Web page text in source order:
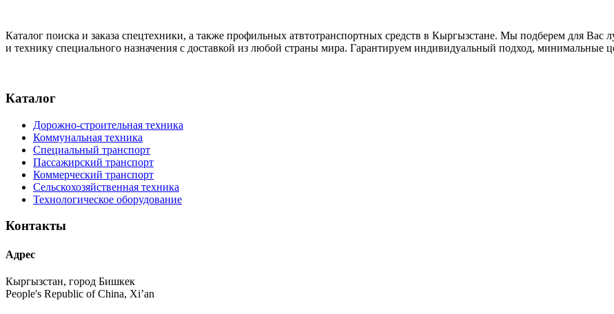
Каталог поиска и заказа спецтехники, а также профильных атвтотранспортных средств в Кыргызстане. Мы подберем для
и технику специального назначения с доставкой из любой страны мира. Гарантируем индивидуальный подход, минимальные
Каталог
Дорожно-строительная техника
Коммунальная техника
Специальный транспорт
Пассажирский транспорт
Коммерческий транспорт
Сельскохозяйственная техника
Технологическое оборудование
Контакты
Адрес
Кыргызстан, город Бишкек
People's Republic of China, Xi’an